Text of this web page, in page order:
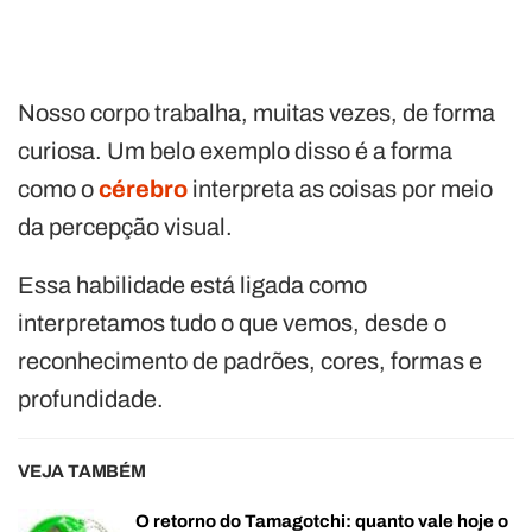
Nosso corpo trabalha, muitas vezes, de forma
curiosa. Um belo exemplo disso é a forma
como océrebro interpreta as coisas por meio
da percepção visual.
Essa habilidade está ligada como
interpretamos tudo o que vemos, desde o
reconhecimento de padrões, cores, formas e
profundidade.
VEJA TAMBÉM
O retorno do Tamagotchi: quanto vale hoje o